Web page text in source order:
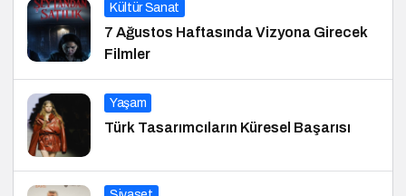
Kültür Sanat
7 Ağustos Haftasında Vizyona Girecek
Filmler
Yaşam
Türk Tasarımcıların Küresel Başarısı